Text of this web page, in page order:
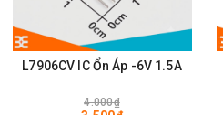
L7906CV IC Ổn Áp -6V 1.5A
4.000₫